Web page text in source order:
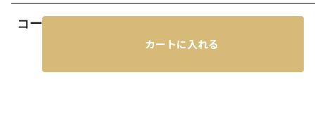
コーディネート
カートに入れる